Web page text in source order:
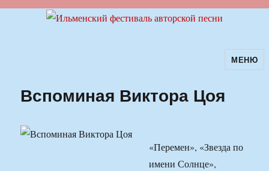
Ильменский фестиваль авторскойМЕНЮ
Вспоминая Виктора Цоя
«Перемен», «Звезда по
имени Солнце»,